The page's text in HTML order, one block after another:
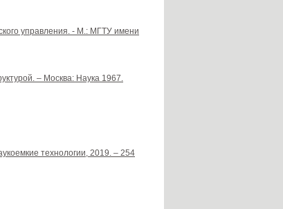
управления. - М.: МГТУ имени
– Москва: Наука 1967.
технологии, 2019. – 254